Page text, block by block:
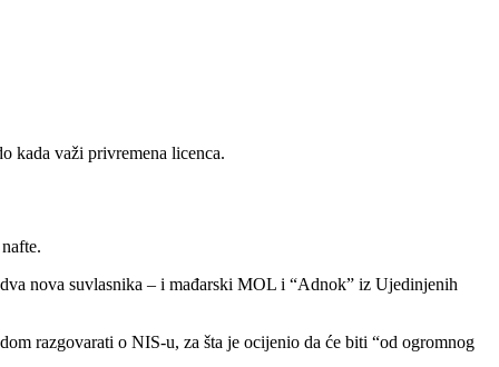
kada važi privremena licenca.
nova suvlasnika – i mađarski MOL i “Adnok” iz Ujedinjenih
razgovarati o NIS-u, za šta je ocijenio da će biti “od ogromnog